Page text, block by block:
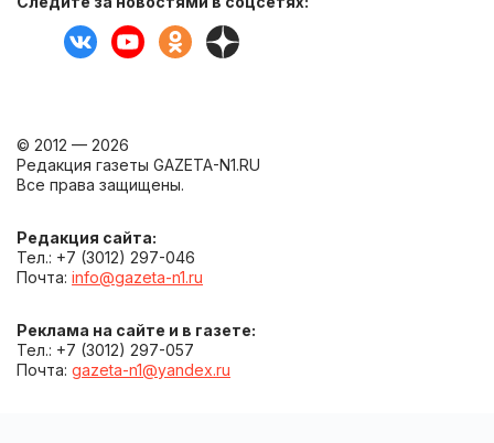
© 2012 — 2026
Редакция газеты GAZETA-N1.RU
Все права защищены.
Редакция сайта:
Тел.: +7 (3012) 297-046
Почта: info@gazeta-n1.ru
Реклама на сайте и в газете:
Тел.: +7 (3012) 297-057
Почта: gazeta-n1@yandex.ru